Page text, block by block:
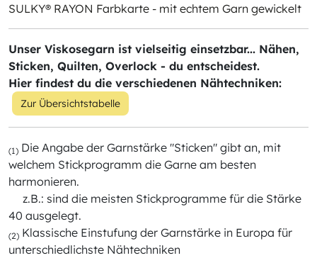
SULKY® RAYON Farbkarte - mit echtem Garn gewickelt
Unser Viskosegarn ist vielseitig einsetzbar... Nähen,
Sticken, Quilten, Overlock - du entscheidest.
Hier findest du die verschiedenen Nähtechniken:
Zur Übersichtstabelle
(1) Die Angabe der Garnstärke "Sticken" gibt an, mit
welchem Stickprogramm die Garne am besten
harmonieren.
z.B.: sind die meisten Stickprogramme für die Stärke
40 ausgelegt.
(2) Klassische Einstufung der Garnstärke in Europa für
unterschiedlichste Nähtechniken